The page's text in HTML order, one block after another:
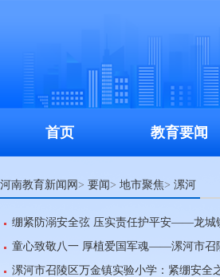
首页 教育要闻
河南教育新闻网> 要闻> 地市聚焦> 漯河
绷紧防溺安全弦 压实责任护平安——龙城
童心致敬八一 厚植爱国军魂——漯河市召
漯河市召陵区万金镇实验小学：紧绷安全